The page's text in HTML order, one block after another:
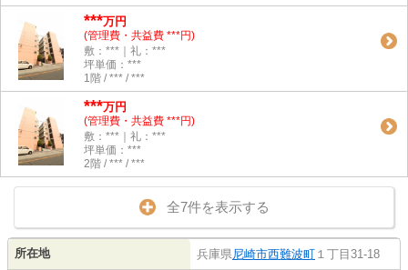
***万円
(管理費・共益費 ***円)
敷：***｜礼：***
坪単価：***
1階 / *** / ***
***万円
(管理費・共益費 ***円)
敷：***｜礼：***
坪単価：***
2階 / *** / ***
全7件を表示する
所在地 兵庫県 尼崎市西難波町 １丁目31-18